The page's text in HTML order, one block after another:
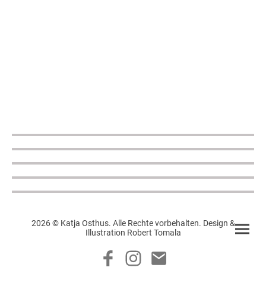
2026 © Katja Osthus. Alle Rechte vorbehalten. Design &
Illustration Robert Tomala